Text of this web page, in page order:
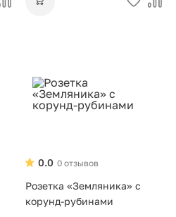
0 отзывов
0.0
Розетка «Земляника» с
корунд-рубинами